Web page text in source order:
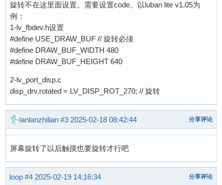
旋转不在这里面设置。需要设置code。以luban lite v1.05为
例：
1-lv_fbdev.h设置
#define USE_DRAW_BUF // 旋转必须
#define DRAW_BUF_WIDTH 480
#define DRAW_BUF_HEIGHT 640
2-lv_port_disp.c
disp_drv.rotated = LV_DISP_ROT_270; // 旋转
lanlanzhilian #3 2025-02-18 08:42:44 分享评论
屏幕旋转了以后触摸也要旋转才行吧
loop #4 2025-02-19 14:16:34 分享评论